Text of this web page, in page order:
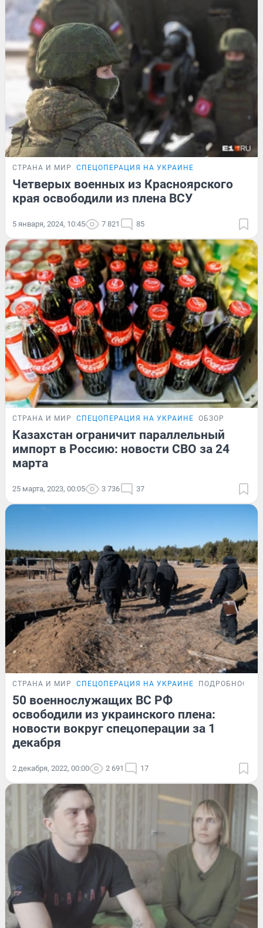
СТРАНА И МИР СПЕЦОПЕРАЦИЯ НА УКРАИНЕ
Четверых военных из Красноярского
края освободили из плена ВСУ
5 января, 2024, 10:45 7 821 85
СТРАНА И МИР СПЕЦОПЕРАЦИЯ НА УКРАИНЕ ОБЗОР
Казахстан ограничит параллельный
импорт в Россию: новости СВО за 24
марта
25 марта, 2023, 00:05 3 736 37
СТРАНА И МИР СПЕЦОПЕРАЦИЯ НА УКРАИНЕ ПОДРОБНОСТИ
50 военнослужащих ВС РФ
освободили из украинского плена:
новости вокруг спецоперации за 1
декабря
2 декабря, 2022, 00:00 2 691 17